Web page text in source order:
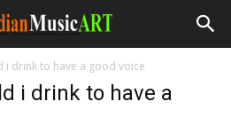
i drink to have a good voice
i drink to have a